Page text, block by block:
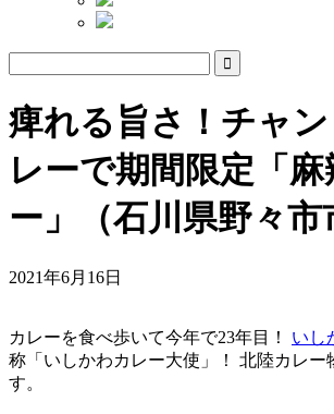
痺れる旨さ！チャ
レーで期間限定「麻
ー」（石川県野々市
2021年6月16日
カレーを食べ歩いて今年で23年目！ いし
称「いしかわカレー大使」！ 北陸カレー
す。